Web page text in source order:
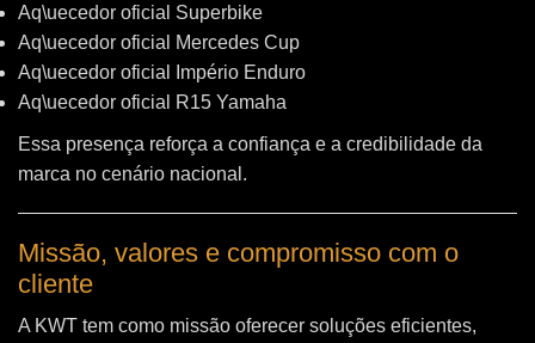
Aq\uecedor oficial Superbike
Aq\uecedor oficial Mercedes Cup
Aq\uecedor oficial Império Enduro
Aq\uecedor oficial R15 Yamaha
Essa presença reforça a confiança e a credibilidade da
marca no cenário nacional.
Missão, valores e compromisso com o
cliente
A KWT tem como missão oferecer soluções eficientes,